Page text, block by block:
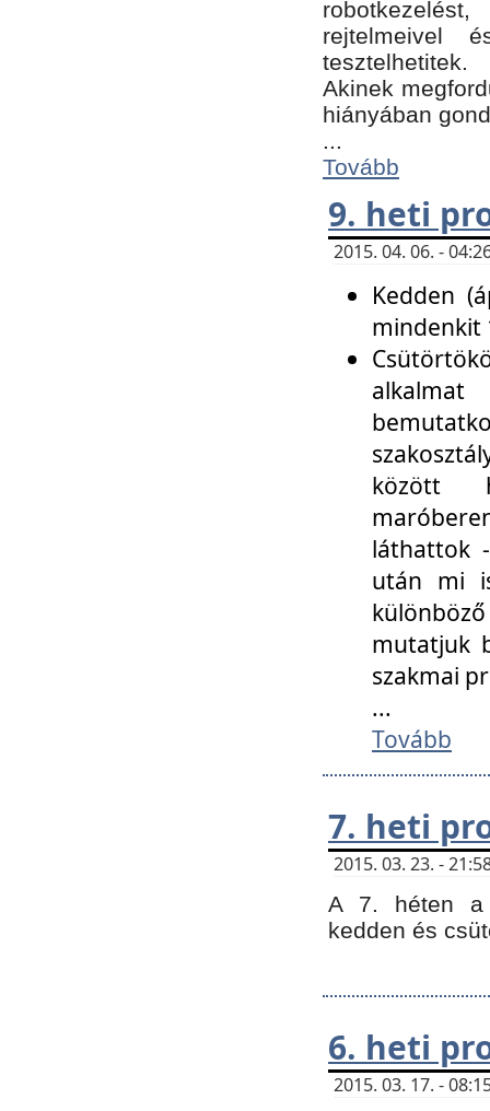
rejtelmeivel
tesztelhetitek.
Akinek
hiányában
...
Tovább
9. heti
2015. 04. 06. -
Kedden
mindenkit
között
láthattok
után mi
mutatjuk
szakmai
...
Tovább
7. heti
2015. 03. 23. -
A 7. héten a
kedden és
6. heti
2015. 03. 17. -